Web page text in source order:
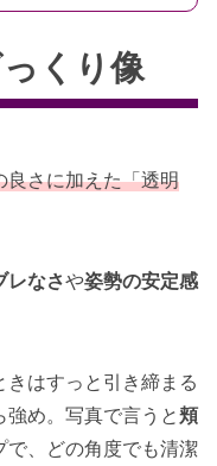
くり像
良さに加えた「透明
レなさや姿勢の安定感
はすっと引き締まる
め。写真で言うと頬
で、どの角度でも清潔